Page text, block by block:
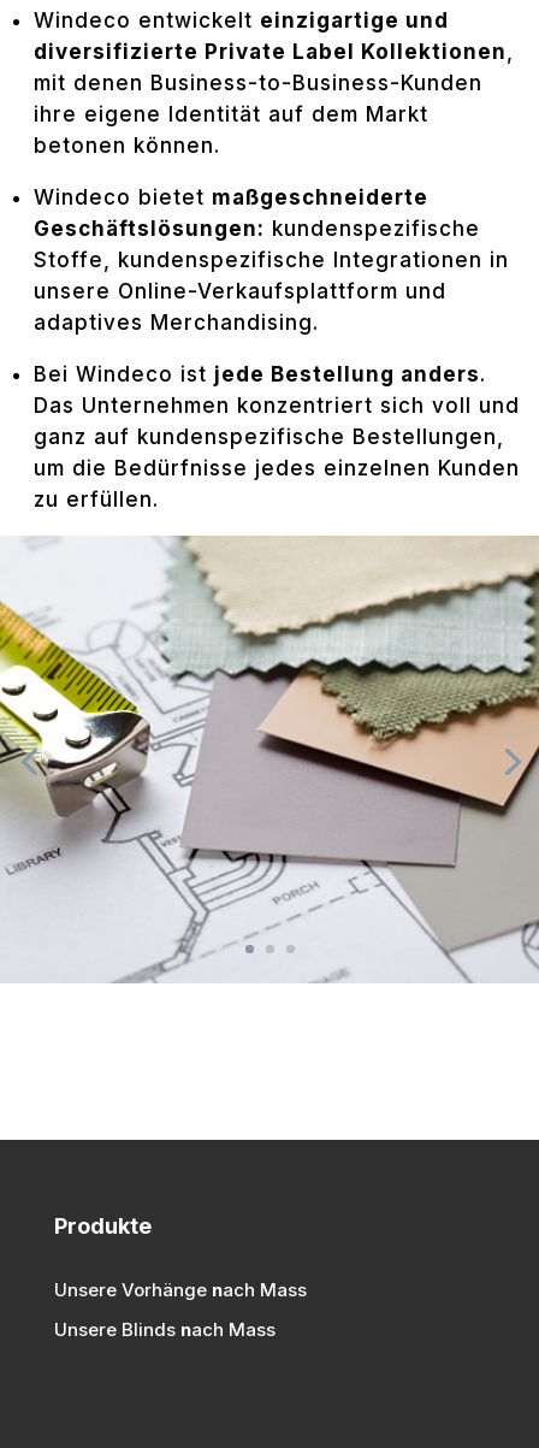
Windeco entwickelt einzigartige und
diversifizierte Private Label Kollektionen,
mit denen Business-to-Business-Kunden
ihre eigene Identität auf dem Markt
betonen können.
Windeco bietet maßgeschneiderte
Geschäftslösungen: kundenspezifische
Stoffe, kundenspezifische Integrationen in
unsere Online-Verkaufsplattform und
adaptives Merchandising.
Bei Windeco ist jede Bestellung anders.
Das Unternehmen konzentriert sich voll und
ganz auf kundenspezifische Bestellungen,
um die Bedürfnisse jedes einzelnen Kunden
zu erfüllen.
Produkte
Unsere Vorhänge nach Mass
Unsere Blinds nach Mass